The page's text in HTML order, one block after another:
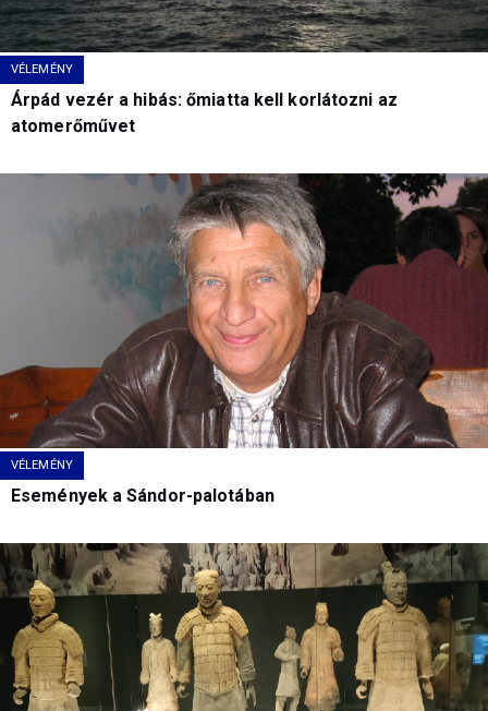
VÉLEMÉNY
Árpád vezér a hibás: őmiatta kell korlátozni az
atomerőművet
VÉLEMÉNY
Események a Sándor-palotában